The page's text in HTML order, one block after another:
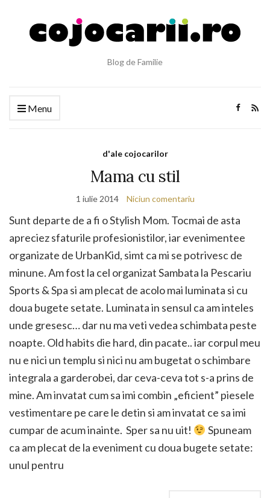
Blog de Familie
Menu
d'ale cojocarilor
Mama cu stil
1 iulie 2014 Niciun comentariu
Sunt departe de a fi o Stylish Mom. Tocmai de asta
apreciez sfaturile profesionistilor, iar evenimentee
organizate de UrbanKid, simt ca mi se potrivesc de
minune. Am fost la cel organizat Sambata la Pescariu
Sports & Spa si am plecat de acolo mai luminata si cu
doua bugete setate. Luminata in sensul ca am inteles
unde gresesc… dar nu ma veti vedea schimbata peste
noapte. Old habits die hard, din pacate.. iar corpul meu
nu e nici un templu si nici nu am bugetat o schimbare
integrala a garderobei, dar ceva-ceva tot s-a prins de
mine. Am invatat cum sa imi combin „eficient” piesele
vestimentare pe care le detin si am invatat ce sa imi
cumpar de acum inainte. Sper sa nu uit!
Spuneam
ca am plecat de la eveniment cu doua bugete setate:
unul pentru